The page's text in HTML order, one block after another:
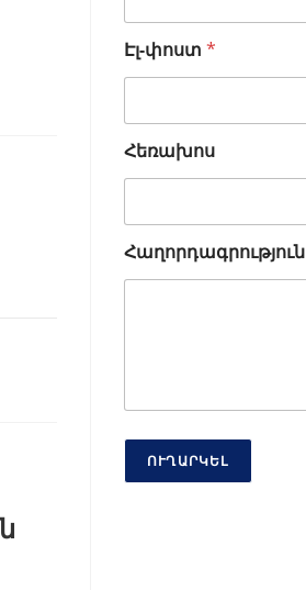
Ա
Է
լ
ս
տ
Էլ-փոստ *
Հեռախոս
Հաղորդագրություն
ՈՒՂԱՐԿԵԼ